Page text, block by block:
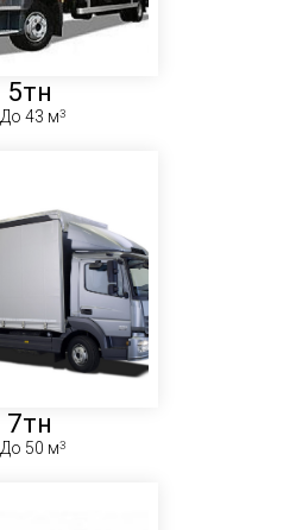
5тн
До 43 м
7тн
До 50 м